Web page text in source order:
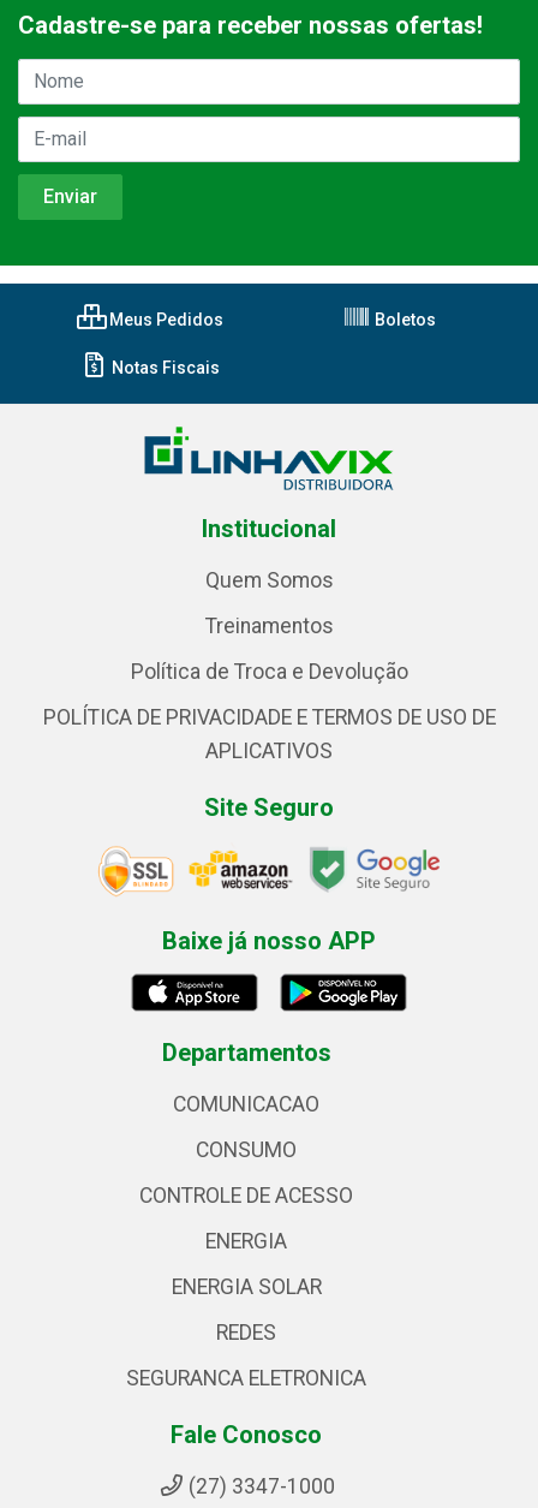
Cadastre-se para receber nossas ofertas!
Meus Pedidos Boletos
Notas Fiscais
Institucional
Quem Somos
Treinamentos
Política de Troca e Devolução
POLÍTICA DE PRIVACIDADE E TERMOS DE USO DE
APLICATIVOS
Site Seguro
Baixe já nosso APP
Departamentos
COMUNICACAO
CONSUMO
CONTROLE DE ACESSO
ENERGIA
ENERGIA SOLAR
REDES
SEGURANCA ELETRONICA
Fale Conosco
(27) 3347-1000